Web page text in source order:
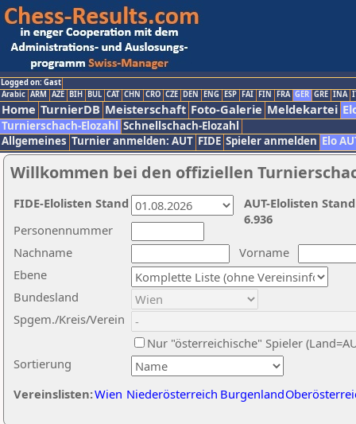
Logged on: Gast
Arabic ARM AZE BIH BUL CAT CHN CRO CZE DEN ENG ESP FAI FIN FRA GER GRE INA
Home TurnierDB Meisterschaft Foto-Galerie Meldekartei
Turnierschach-Elozahl Schnellschach-Elozahl
Allgemeines Turnier anmelden: AUT FIDE Spieler anmelden Elo
Willkommen bei den offiziellen
Nachname
Vorname
Ebene
Sortierung
Personennummer
Bundesland
Spgem./Kreis/Verein
Nur "österreichische" Spieler
Vereinslisten:Wien Niederösterreich Burgenland
AUT-Elolisten
6.936
FIDE-Elolisten Stand